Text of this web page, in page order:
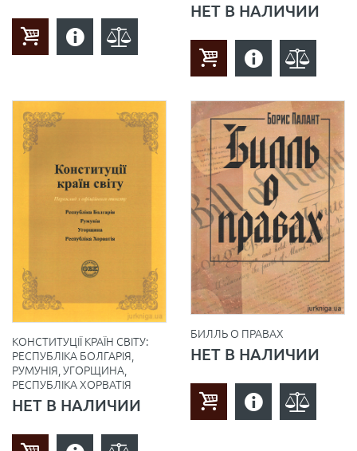
НЕТ В НАЛИЧИИ
КОНСТИТУЦІЇ КРАЇН СВІТУ:
РЕСПУБЛІКА БОЛГАРІЯ,
РУМУНІЯ, УГОРЩИНА,
РЕСПУБЛІКА ХОРВАТІЯ
НЕТ В НАЛИЧИИ
БИЛЛЬ О ПРАВАХ
НЕТ В НАЛИЧИИ